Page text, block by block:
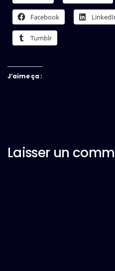
Facebook
Tumblr
J’aime ça :
Laisser un